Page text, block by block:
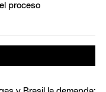
proceso